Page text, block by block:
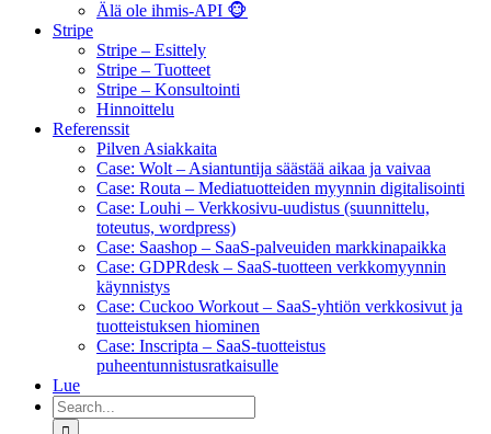
Älä ole ihmis-API 🐵
Stripe
Stripe – Esittely
Stripe – Tuotteet
Stripe – Konsultointi
Hinnoittelu
Referenssit
Pilven Asiakkaita
Case: Wolt – Asiantuntija säästää aikaa ja vaivaa
Case: Routa – Mediatuotteiden myynnin digitalisointi
Case: Louhi – Verkkosivu-uudistus (suunnittelu,
toteutus, wordpress)
Case: Saashop – SaaS-palveuiden markkinapaikka
Case: GDPRdesk – SaaS-tuotteen verkkomyynnin
käynnistys
Case: Cuckoo Workout – SaaS-yhtiön verkkosivut ja
tuotteistuksen hiominen
Case: Inscripta – SaaS-tuotteistus
puheentunnistusratkaisulle
Lue
Search
for: